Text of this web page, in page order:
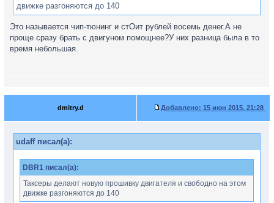
движке разгоняются до 140
Это называется чип-тюнинг и стОит рублей восемь денег.А не
проще сразу брать с двигуном помощнее?У них разница была в то
время небольшая.
dmitry.d Добавлено: 15 июн 2015, 21:28
udaff писал(а):
DBR1 писал(а):
Таксеры делают новую прошивку двигателя и свободно на этом
движке разгоняются до 140